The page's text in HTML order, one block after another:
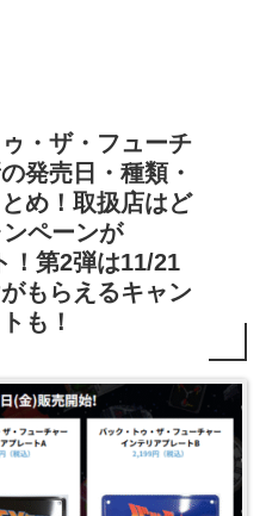
・ザ・フューチ
発売日・種類・
め！取扱店はど
ペーンが
！第2弾は11/21
もらえるキャン
も！